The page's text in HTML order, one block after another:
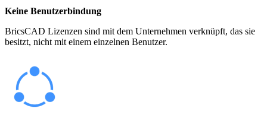
Keine Benutzerbindung
BricsCAD Lizenzen sind mit dem Unternehmen verknüpft, das sie
besitzt, nicht mit einem einzelnen Benutzer.